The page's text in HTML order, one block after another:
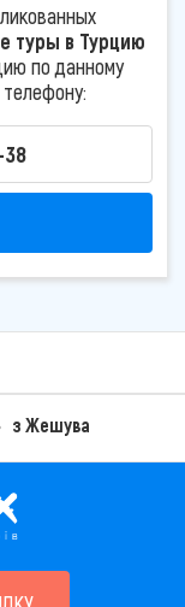
туры в Турцию
по данному
з Жешува